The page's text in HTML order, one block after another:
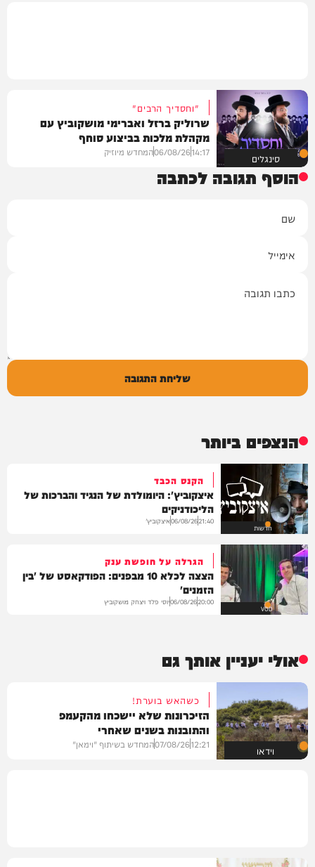
סינגלים
"וחסדיך הרבים"
שרוליק ברזל ואברימי מושקוביץ עם
מקהלת מלכות בביצוע סוחף
14:17
06/08/26המחדש מיוזיק
הוסף תגובה לכתבה
שליחת התגובה
הנצפים ביותר
חדשות
הקנס הכבד
איצקוביץ': היומולדת של הנגיד והברכות של
הליכודניקים
21:40
06/08/26איצקוביץ'
VOD
הגרלה על חופשת ענק
הצצה לכלא 10 מבפנים: הפודקאסט של 'בין
הזמנים'
20:00
06/08/26יוסי פלד ויצחק מושקוביץ
אולי יעניין אותך גם
וידאו
כשהאש בוערת!
הזיכרונות שלא יישכחו מהקעמפ
והתובנות בשנים שאחרי
12:21
07/08/26המחדש בשיתוף "וימאן"